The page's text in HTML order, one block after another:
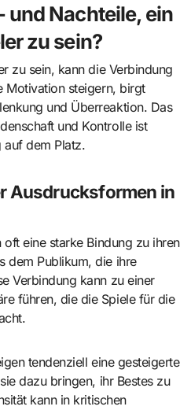
und Nachteile, ein
zu sein?
zu sein, kann die Verbindung
Motivation steigern, birgt
und Überreaktion. Das
und Kontrolle ist
dem Platz.
Ausdrucksformen in
eine starke Bindung zu ihren
dem Publikum, die ihre
Verbindung kann zu einer
führen, die die Spiele für die
tendenziell eine gesteigerte
dazu bringen, ihr Bestes zu
kann in kritischen